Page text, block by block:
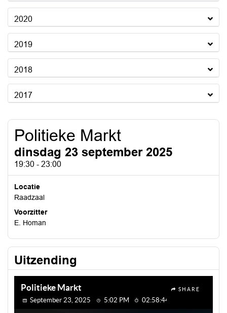
2020
2019
2018
2017
Politieke Markt
dinsdag 23 september 2025
19:30 - 23:00
Locatie
Raadzaal
Voorzitter
E. Homan
Uitzending